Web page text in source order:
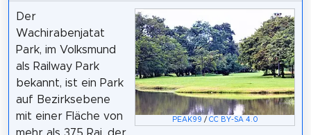
PEAK99 / CC BY-SA 4.0
Der
Wachirabenjatat
Park, im Volksmund
als Railway Park
bekannt, ist ein Park
auf Bezirksebene
mit einer Fläche von